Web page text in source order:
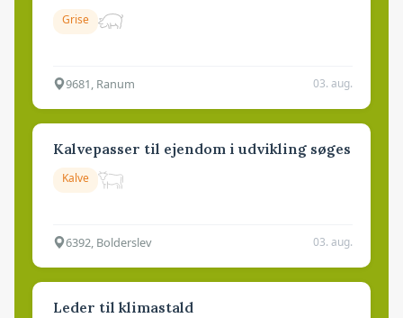
Grise
9681, Ranum 03. aug.
Kalvepasser til ejendom i udvikling søges
Kalve
6392, Bolderslev 03. aug.
Leder til klimastald